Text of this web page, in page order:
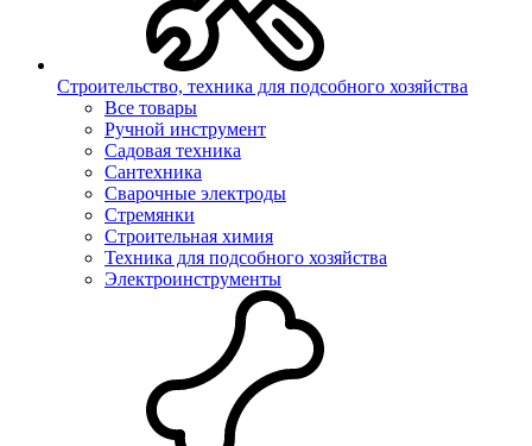
Строительство, техника для подсобного хозяйства
Все товары
Ручной инструмент
Садовая техника
Сантехника
Сварочные электроды
Стремянки
Строительная химия
Техника для подсобного хозяйства
Электроинструменты